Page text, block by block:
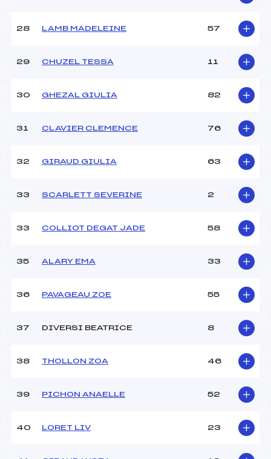
28 LAMB MADELEINE 57
29 CHUZEL TESSA 11
30 GHEZAL GIULIA 82
31 CLAVIER CLEMENCE 76
32 GIRAUD GIULIA 63
33 SCARLETT SEVERINE 2
33 COLLIOT DEGAT JADE 58
35 ALARY EMA 33
36 PAVAGEAU ZOE 55
37 DIVERSI BEATRICE 8
38 THOLLON ZOA 46
39 PICHON ANAELLE 52
40 LORET LIV 23